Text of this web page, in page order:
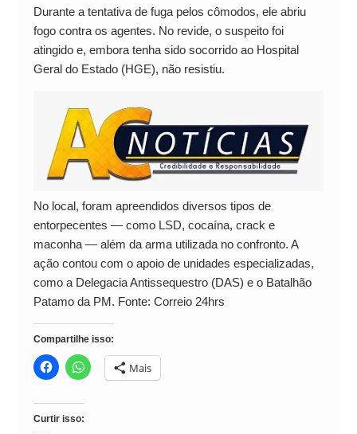
Durante a tentativa de fuga pelos cômodos, ele abriu
fogo contra os agentes. No revide, o suspeito foi
atingido e, embora tenha sido socorrido ao Hospital
Geral do Estado (HGE), não resistiu.
No local, foram apreendidos diversos tipos de
entorpecentes — como LSD, cocaína, crack e
maconha — além da arma utilizada no confronto. A
ação contou com o apoio de unidades especializadas,
como a Delegacia Antissequestro (DAS) e o Batalhão
Patamo da PM. Fonte: Correio 24hrs
Compartilhe isso:
Mais
Curtir isso: